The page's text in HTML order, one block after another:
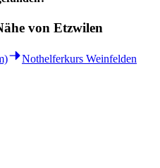
von Etzwilen
Nothelferkurs Weinfelden